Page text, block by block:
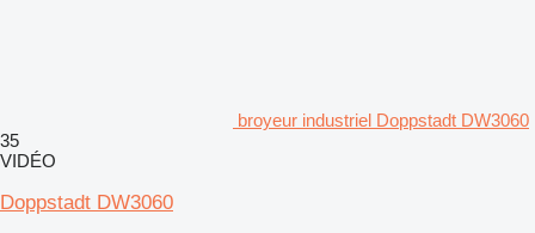
broyeur industriel Doppstadt DW3060
35
VIDÉO
Doppstadt DW3060